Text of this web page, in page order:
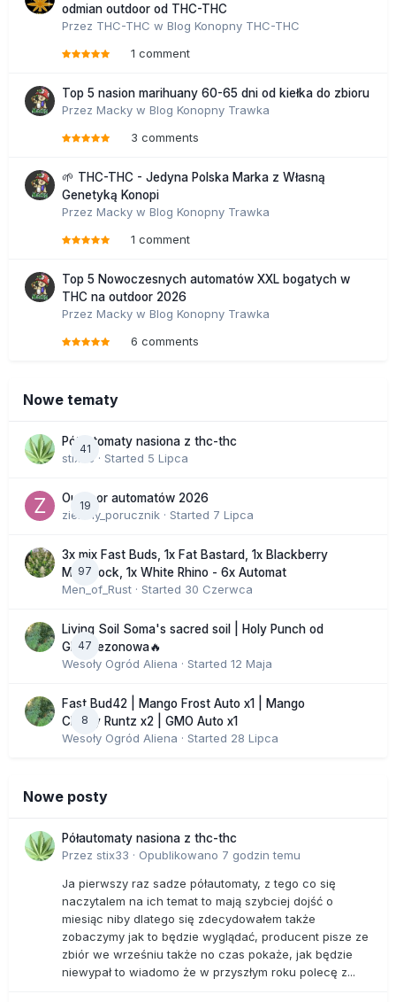
odmian outdoor od THC-THC
Przez THC-THC w Blog Konopny THC-THC
1 comment
Top 5 nasion marihuany 60-65 dni od kiełka do zbioru
Przez Macky w Blog Konopny Trawka
3 comments
🌱 THC-THC - Jedyna Polska Marka z Własną
Genetyką Konopi
Przez Macky w Blog Konopny Trawka
1 comment
Top 5 Nowoczesnych automatów XXL bogatych w
THC na outdoor 2026
Przez Macky w Blog Konopny Trawka
6 comments
Nowe tematy
41
Półautomaty nasiona z thc-thc
stix33 · Started 5 Lipca
19
Outdoor automatów 2026
zielony_porucznik · Started 7 Lipca
97
3x mix Fast Buds, 1x Fat Bastard, 1x Blackberry
Moonrock, 1x White Rhino - 6x Automat
Men_of_Rust · Started 30 Czerwca
47
Living Soil Soma's sacred soil | Holy Punch od
GHS sezonowa🔥
Wesoły Ogród Aliena · Started 12 Maja
8
Fast Bud42 | Mango Frost Auto x1 | Mango
Cherry Runtz x2 | GMO Auto x1
Wesoły Ogród Aliena · Started 28 Lipca
Nowe posty
Półautomaty nasiona z thc-thc
Przez stix33 · Opublikowano 7 godzin temu
Ja pierwszy raz sadze półautomaty, z tego co się
naczytalem na ich temat to mają szybciej dojść o
miesiąc niby dlatego się zdecydowałem także
zobaczymy jak to będzie wyglądać, producent pisze ze
zbiór we wrześniu także no czas pokaże, jak będzie
niewypał to wiadomo że w przyszłym roku polecę z...